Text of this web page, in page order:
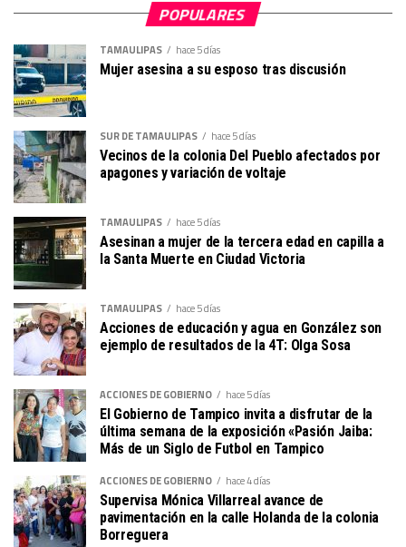
POPULARES
TAMAULIPAS hace 5 días
Mujer asesina a su esposo tras discusión
SUR DE TAMAULIPAS hace 5 días
Vecinos de la colonia Del Pueblo afectados por
apagones y variación de voltaje
TAMAULIPAS hace 5 días
Asesinan a mujer de la tercera edad en capilla a
la Santa Muerte en Ciudad Victoria
TAMAULIPAS hace 5 días
Acciones de educación y agua en González son
ejemplo de resultados de la 4T: Olga Sosa
ACCIONES DE GOBIERNO hace 5 días
El Gobierno de Tampico invita a disfrutar de la
última semana de la exposición «Pasión Jaiba:
Más de un Siglo de Futbol en Tampico
ACCIONES DE GOBIERNO hace 4 días
Supervisa Mónica Villarreal avance de
pavimentación en la calle Holanda de la colonia
Borreguera